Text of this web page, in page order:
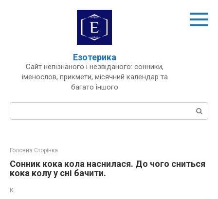
Езотерика
Сайт непізнаного і незвіданого: сонники,
іменослов, прикмети, місячний календар та
багато іншого
Пошук:
Головна Сторінка
Сонник кока кола наснилася. До чого сниться
кока колу у сні бачити.
К